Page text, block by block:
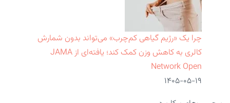
چرا یک «رژیم گیاهی کم‌چرب» می‌تواند بدون شمارش
کالری به کاهش وزن کمک کند؛ یافته‌ای از JAMA
Network Open
۱۴۰۵-۰۵-۱۹